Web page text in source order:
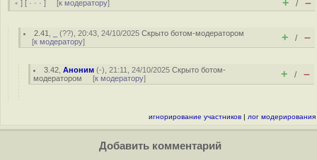
﹢ ] [ · · · ] [к модератору] + / –
2.41 (??), 20:43, 24/10/2025Скрыто ботом-модератором
[к модератору] + / –
3.42 ,Аноним (-), 21:11, 24/10/2025Скрыто ботом-
модератором [к модератору] + / –
игнорирование участников | лог модерирования
Добавить комментарий